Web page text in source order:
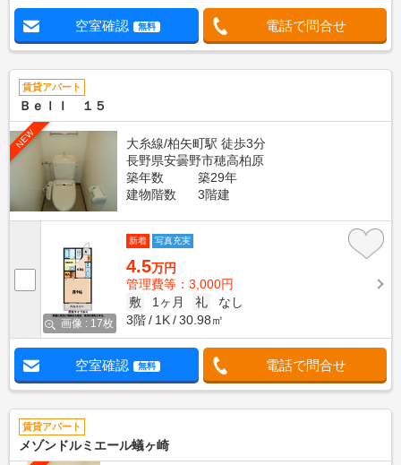
空室確認 無料 電話で問合せ
賃貸アパート
Ｂｅｌｌ １５
NEW
大糸線/柏矢町駅 徒歩3分
長野県安曇野市穂高柏原
築年数
築29年
建物階数
3階建
画像 : 17枚
新着 写真充実
4.5万円
管理費等：3,000円
敷
1ヶ月 礼
なし
3階
1K 30.98㎡
空室確認 無料 電話で問合せ
賃貸アパート
メゾンドルミエール蟻ヶ崎